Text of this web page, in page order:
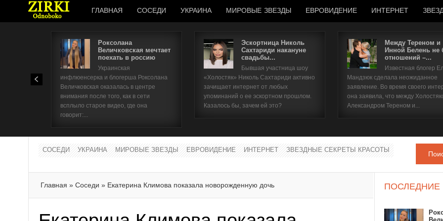
ГЛАВНАЯ СОСЕДИ УКРАИНА МИРОВЫЕ ЗВЕЗДЫ ЕВРОВИДЕНИЕ ИНТЕРНЕТ
Роксолана
Величковская мечтает
поехать в россию
Украинская
инфлюенсерка и блогерша Роксолана
Величковская оказалась в центре
внимания после того, как в сети
всплыло старое видео, где она
говорит:...
Эскортница Николь
Сахтариди накануне
свадьбы...
Бывшая участница шоу
«Холостяк» Николь Сахтариди активно
зачищает интернет от любых
упоминаний о ее эскортном прошлом.
Казалось бы, зачем ей это?
Между Тереном и
Инной Белень не
отношений –...
Известная блогер
Мандзюк сделала неожиданное
заявление. Во время своего
она заявила, что между
Александром Тереном и...
СОСЕДИ УКРАИНА МИРОВЫЕ ЗВЕЗДЫ ЕВРОВИДЕНИЕ ИНТЕРНЕТ ЗВЕЗДНЫЕ СЕКРЕТЫ КРАСОТЫ
Главная » Соседи » Екатерина Климова показала новорожденную дочь ПОСЛЕДНИЕ
Имя пользователя
Забыли имя пользователя?